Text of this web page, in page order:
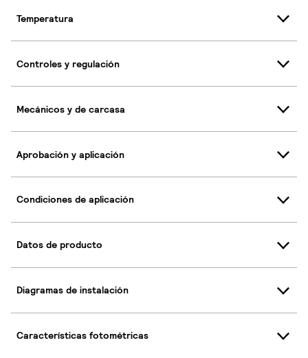
Temperatura
Controles y regulación
Mecánicos y de carcasa
Aprobación y aplicación
Condiciones de aplicación
Datos de producto
Diagramas de instalación
Características fotométricas